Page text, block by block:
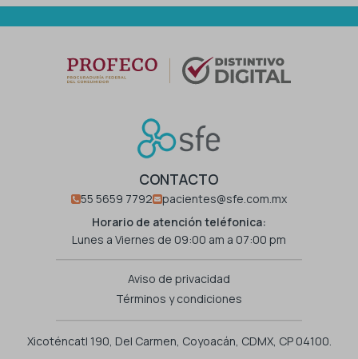
CONTACTO
55 5659 7792
pacientes@sfe.com.mx
Horario de atención teléfonica:
Lunes a Viernes de 09:00 am a 07:00 pm
Aviso de privacidad
Términos y condiciones
Xicoténcatl 190, Del Carmen, Coyoacán, CDMX, CP 04100.